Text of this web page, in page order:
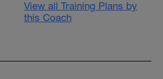
View all Training Plans by
this Coach